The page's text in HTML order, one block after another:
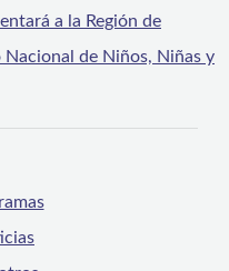
a la Región de
de Niños, Niñas y